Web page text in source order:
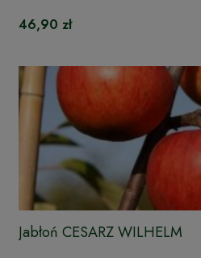
46,90 zł
Jabłoń CESARZ WILHELM